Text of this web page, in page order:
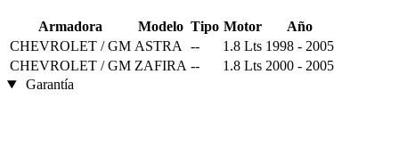
Armadora Modelo Tipo Motor
Año
CHEVROLET / GM ASTRA -- 1.8 Lts 1998 - 2005
CHEVROLET / GM ZAFIRA -- 1.8 Lts 2000 - 2005
Garantía